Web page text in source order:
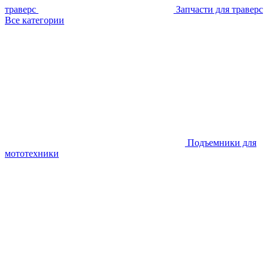
траверс
Запчасти для траверс
Все категории
Подъемники для
мототехники